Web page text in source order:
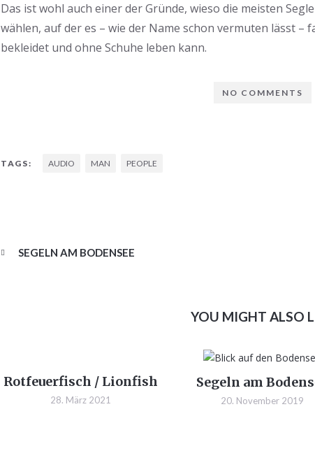
Das ist wohl auch einer der Gründe, wieso die meisten
wählen, auf der es – wie der Name schon vermuten lässt –
bekleidet und ohne Schuhe leben kann.
NO COMMENTS
TAGS: AUDIO MAN PEOPLE
SEGELN AM BODENSEE
YOU MIGHT ALSO
Rotfeuerfisch / Lionfish
28. März 2021
Segeln am
20. November 2019